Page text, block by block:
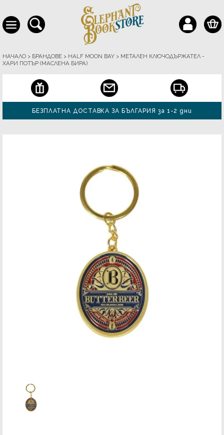
НАЧАЛО > БРАНДОВЕ > HALF MOON BAY > МЕТАЛЕН КЛЮЧОДЪРЖАТЕЛ -
ХАРИ ПОТЪР (МАСЛЕНА БИРА)
БЕЗПЛАТНА ДОСТАВКА ЗА БЪЛГАРИЯ за 1-2 дни